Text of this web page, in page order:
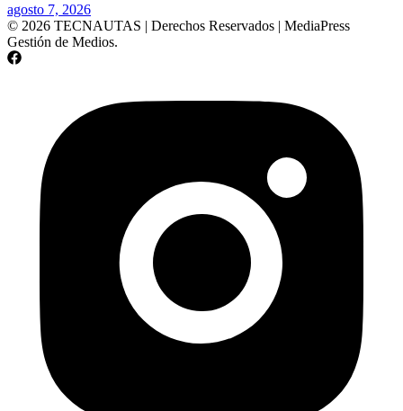
agosto 7, 2026
© 2026 TECNAUTAS | Derechos Reservados | MediaPress
Gestión de Medios.